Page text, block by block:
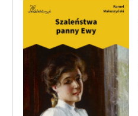
Regulamin biblioteki
Dane fundacji i
sprawozdania finansowe
Regulamin darowizn
Informacja o treściach
wrażliwych